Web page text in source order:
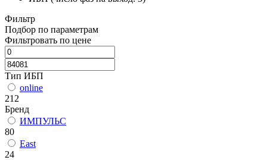
Фильтр
Подбор по параметрам
Фильтровать по цене
Тип ИБП
online
212
Бренд
ИМПУЛЬС
80
East
24